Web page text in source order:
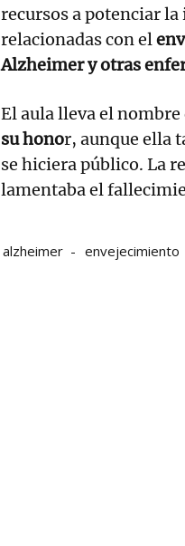
recursos a potenciar
relacionadas con el
Alzheimer y otras
El aula lleva el nombre
su honor, aunque ella
se hiciera público. La
lamentaba el
alzheimer envejecimiento